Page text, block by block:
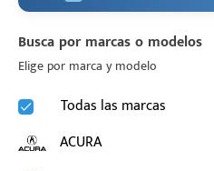
Busca por marcas o modelos
Elige por marca y modelo
Todas las marcas
ACURA